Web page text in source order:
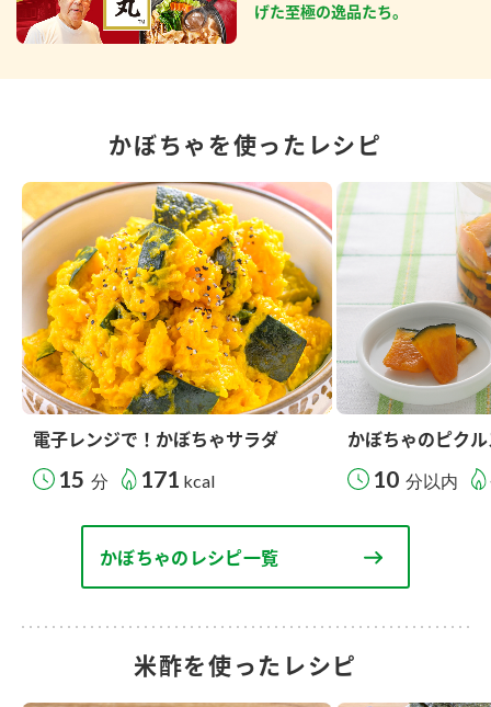
げた至極の逸品たち。
かぼちゃを使ったレシピ
電子レンジで！かぼちゃサラダ
15 分 171 kcal
かぼちゃのピク
10 分以内
かぼちゃのレシピ一覧
米酢を使ったレシピ